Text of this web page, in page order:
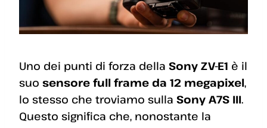
Uno dei punti di forza della Sony ZV-E1 è il
suo sensore full frame da 12 megapixel,
lo stesso che troviamo sulla Sony A7S III.
Questo significa che, nonostante la